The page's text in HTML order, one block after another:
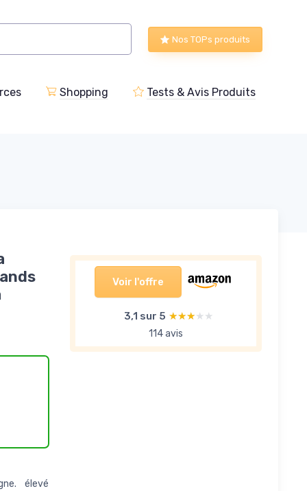
Nos TOPs produits
Shopping Tests & Avis Produits
Voir l'offre
3,1 sur 5 ★★★★★
★★★★★
114 avis
élevé